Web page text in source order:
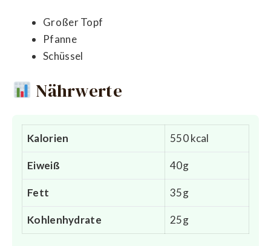
Großer Topf
Pfanne
Schüssel
Nährwerte
Kalorien 550 kcal
Eiweiß 40g
Fett 35g
Kohlenhydrate 25g